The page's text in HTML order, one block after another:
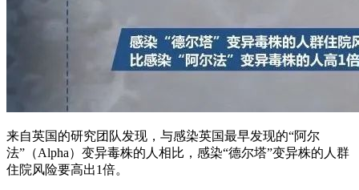
来自英国的研究团队发现，与感染英国最早发现的“阿尔
法”（Alpha）变异毒株的人相比，感染“德尔塔”变异株的人群
住院风险要高出1倍。